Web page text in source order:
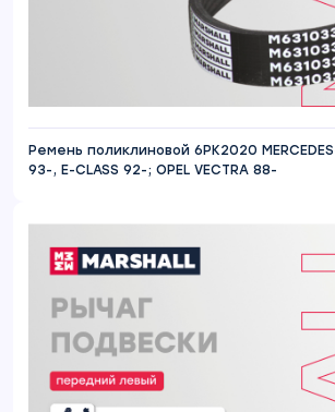
Ремень поликлиновой 6PK2020
93-, E-CLASS 92-; OPEL VECTRA 88-